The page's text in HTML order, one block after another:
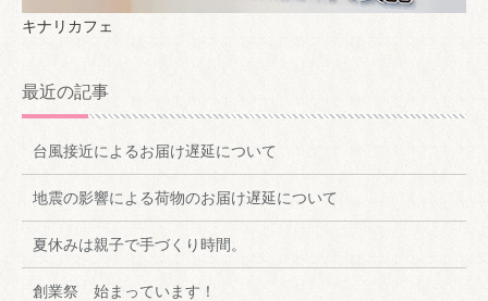
キナリカフェ
最近の記事
台風接近によるお届け遅延について
地震の影響による荷物のお届け遅延について
夏休みは親子で手づくり時間。
創業祭 始まっています！